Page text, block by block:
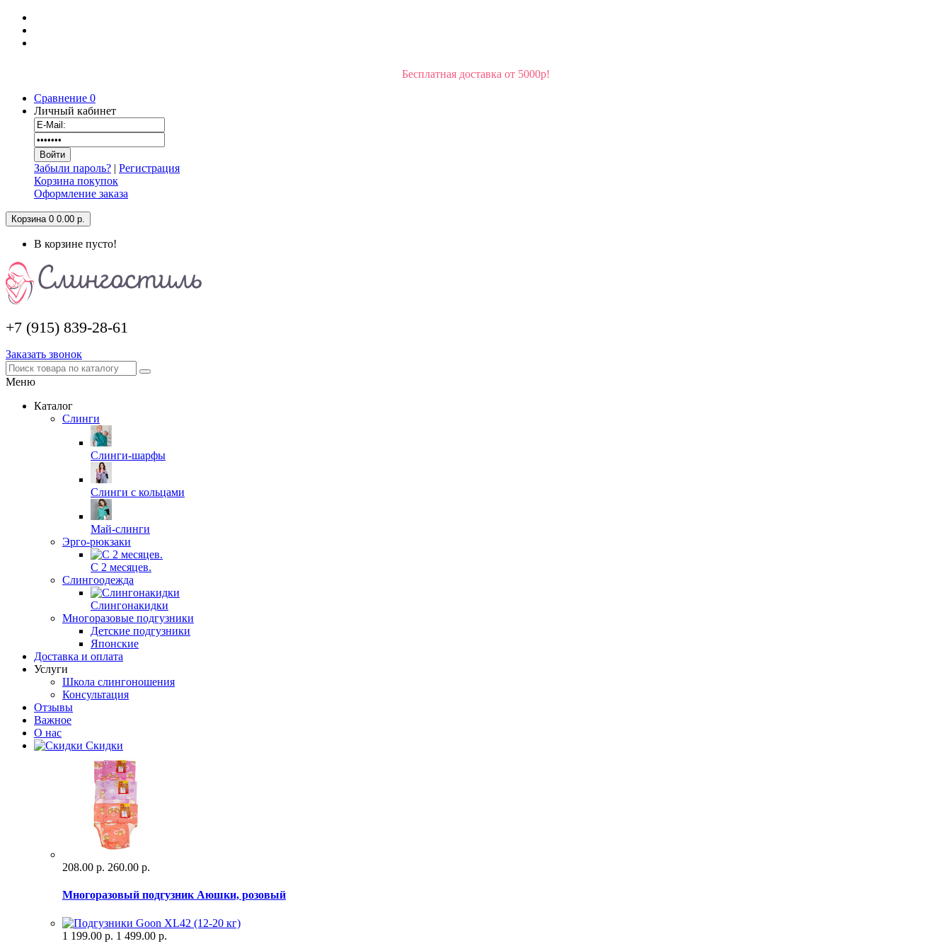
Бесплатная доставка от 5000р!
Сравнение 0
Личный кабинет
Забыли пароль? | Регистрация
Корзина покупок
Оформление заказа
Корзина 0 0.00 р.
В корзине пусто!
+7 (915) 839-28-61
Заказать звонок
Меню
Каталог
Слинги
Слинги-шарфы
Слинги с кольцами
Май-слинги
Эрго-рюкзаки
С 2 месяцев.
Слингоодежда
Слингонакидки
Многоразовые подгузники
Детские подгузники
Японские
Доставка и оплата
Услуги
Школа слингоношения
Консультация
Отзывы
Важное
О нас
Скидки
208.00 р. 260.00 р.
Многоразовый подгузник Аюшки, розовый
1 199.00 р. 1 499.00 р.